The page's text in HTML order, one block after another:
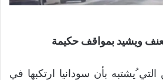
ويشيد بمواقف حكيمة
ُيشتبه بأن سودانيا ارتكبها في